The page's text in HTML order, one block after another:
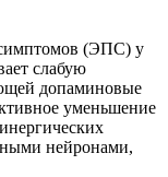
симптомов (ЭПС) у
слабую
допаминовые
уменьшение
нейронами,